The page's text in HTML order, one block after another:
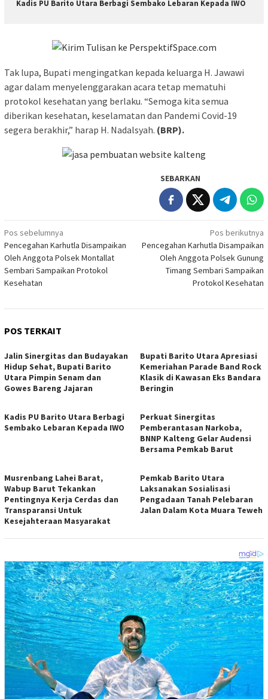
Kadis PU Barito Utara Berbagi Sembako Lebaran Kepada IWO
Tak lupa, Bupati mengingatkan kepada keluarga H. Jawawi
agar dalam menyelenggarakan acara tetap mematuhi
protokol kesehatan yang berlaku. “Semoga kita semua
diberikan kesehatan, keselamatan dan Pandemi Covid-19
segera berakhir,” harap H. Nadalsyah. (BRP).
SEBARKAN
Navigasi
pos
Pos sebelumnya
Pencegahan Karhutla Disampaikan
Oleh Anggota Polsek Montallat
Sembari Sampaikan Protokol
Kesehatan
Pos berikutnya
Pencegahan Karhutla Disampaikan
Oleh Anggota Polsek Gunung
Timang Sembari Sampaikan
Protokol Kesehatan
POS TERKAIT
Jalin Sinergitas dan Budayakan
Hidup Sehat, Bupati Barito
Utara Pimpin Senam dan
Gowes Bareng Jajaran
Bupati Barito Utara Apresiasi
Kemeriahan Parade Band Rock
Klasik di Kawasan Eks Bandara
Beringin
Kadis PU Barito Utara Berbagi
Sembako Lebaran Kepada IWO
Perkuat Sinergitas
Pemberantasan Narkoba,
BNNP Kalteng Gelar Audensi
Bersama Pemkab Barut
Musrenbang Lahei Barat,
Wabup Barut Tekankan
Pentingnya Kerja Cerdas dan
Transparansi Untuk
Kesejahteraan Masyarakat
Pemkab Barito Utara
Laksanakan Sosialisasi
Pengadaan Tanah Pelebaran
Jalan Dalam Kota Muara Teweh